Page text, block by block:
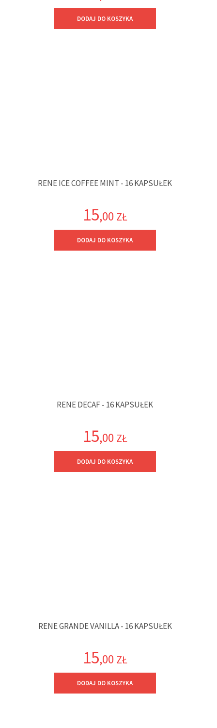
DODAJ DO KOSZYKA
RENE ICE COFFEE MINT - 16 KAPSUŁEK
15,00 ZŁ
DODAJ DO KOSZYKA
RENE DECAF - 16 KAPSUŁEK
15,00 ZŁ
DODAJ DO KOSZYKA
RENE GRANDE VANILLA - 16 KAPSUŁEK
15,00 ZŁ
DODAJ DO KOSZYKA